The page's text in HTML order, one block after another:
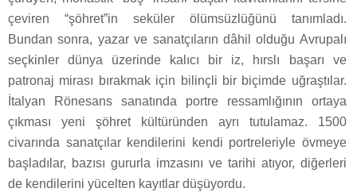
çeviren “şöhret”in seküler ölümsüzlüğünü tanımladı.
Bundan sonra, yazar ve sanatçıların dâhil olduğu Avrupalı
seçkinler dünya üzerinde kalıcı bir iz, hırslı başarı ve
patronaj mirası bırakmak için bilinçli bir biçimde uğraştılar.
İtalyan Rönesans sanatında portre ressamlığının ortaya
çıkması yeni şöhret kültüründen ayrı tutulamaz. 1500
civarında sanatçılar kendilerini kendi portreleriyle övmeye
başladılar, bazısı gururla imzasını ve tarihi atıyor, diğerleri
de kendilerini yücelten kayıtlar düşüyordu.